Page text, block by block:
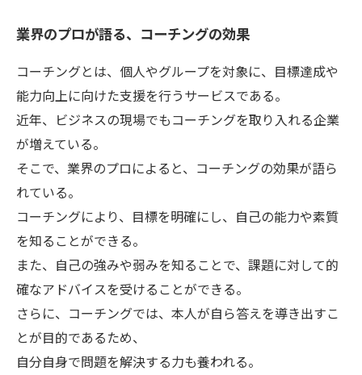
業界のプロが語る、コーチングの効果
コーチングとは、個人やグループを対象に、目標達成や
能力向上に向けた支援を行うサービスである。
近年、ビジネスの現場でもコーチングを取り入れる企業
が増えている。
そこで、業界のプロによると、コーチングの効果が語ら
れている。
コーチングにより、目標を明確にし、自己の能力や素質
を知ることができる。
また、自己の強みや弱みを知ることで、課題に対して的
確なアドバイスを受けることができる。
さらに、コーチングでは、本人が自ら答えを導き出すこ
とが目的であるため、
自分自身で問題を解決する力も養われる。